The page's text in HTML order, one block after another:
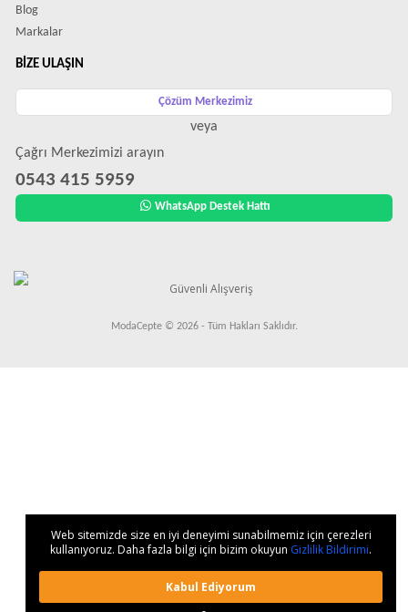
Blog
Markalar
BIZE ULAŞIN
Çözüm Merkezimiz
veya
Çağrı Merkezimizi arayın
0543 415 5959
WhatsApp Destek Hattı
ModaCepte © 2026 - Tüm Hakları Saklıdır.
Web sitemizde size en iyi deneyimi sunabilmemiz için çerezleri
kullanıyoruz. Daha fazla bilgi için bizim okuyun Gizlilik Bildirimi.
Kabul Ediyorum